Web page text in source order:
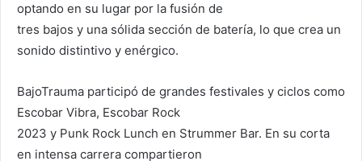
optando en su lugar por la fusión de
tres bajos y una sólida sección de batería, lo que crea un
sonido distintivo y enérgico.
BajoTrauma participó de grandes festivales y ciclos como
Escobar Vibra, Escobar Rock
2023 y Punk Rock Lunch en Strummer Bar. En su corta
en intensa carrera compartieron